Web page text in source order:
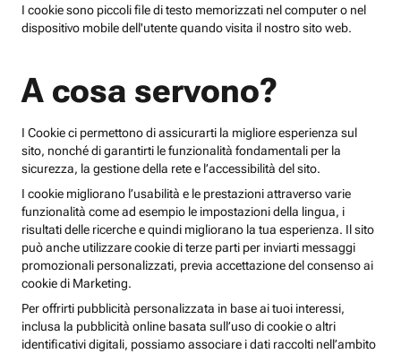
I cookie sono piccoli file di testo memorizzati nel computer o nel
dispositivo mobile dell'utente quando visita il nostro sito web.
A cosa servono?
I Cookie ci permettono di assicurarti la migliore esperienza sul
sito, nonché di garantirti le funzionalità fondamentali per la
sicurezza, la gestione della rete e l’accessibilità del sito.
I cookie migliorano l’usabilità e le prestazioni attraverso varie
funzionalità come ad esempio le impostazioni della lingua, i
risultati delle ricerche e quindi migliorano la tua esperienza. Il sito
può anche utilizzare cookie di terze parti per inviarti messaggi
promozionali personalizzati, previa accettazione del consenso ai
cookie di Marketing.
Per offrirti pubblicità personalizzata in base ai tuoi interessi,
inclusa la pubblicità online basata sull’uso di cookie o altri
identificativi digitali, possiamo associare i dati raccolti nell’ambito